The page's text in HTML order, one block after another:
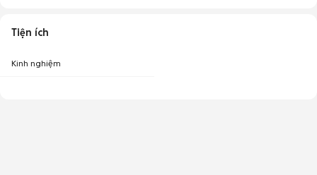
Tiện ích
Kinh nghiệm